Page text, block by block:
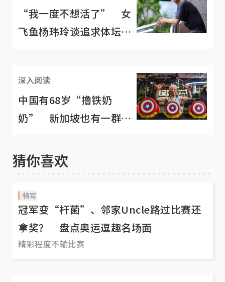
“我一度不想活了” 女
飞鱼杨玮玲谈追求体坛荣
深入阅读
中国有68岁“撸铁奶
奶” 新加坡也有一群七
猜你喜欢
特写
冠军变“杆菌”、邻家Uncle路过比赛还
拿奖？ 盘点奥运逗趣名场面
精彩程度不输比赛